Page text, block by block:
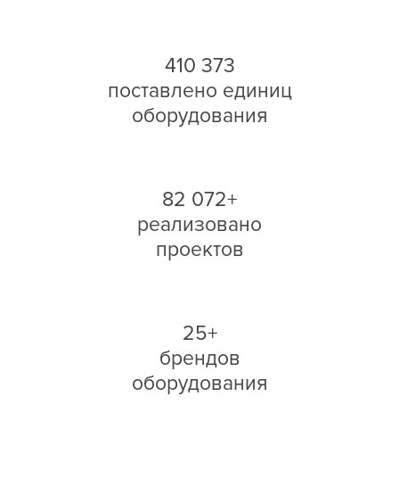
410 373
поставлено единиц
оборудования
82 072+
реализовано
проектов
25+
брендов
оборудования